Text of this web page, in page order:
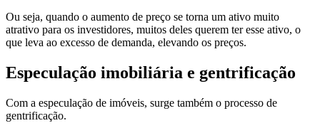
Ou seja, quando o aumento de preço se torna um ativo muito
atrativo para os investidores, muitos deles querem ter esse ativo, o
que leva ao excesso de demanda, elevando os preços.
Especulação imobiliária e gentrificação
Com a especulação de imóveis, surge também o processo de
gentrificação.